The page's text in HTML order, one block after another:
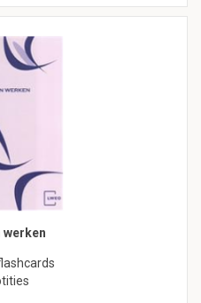
werken